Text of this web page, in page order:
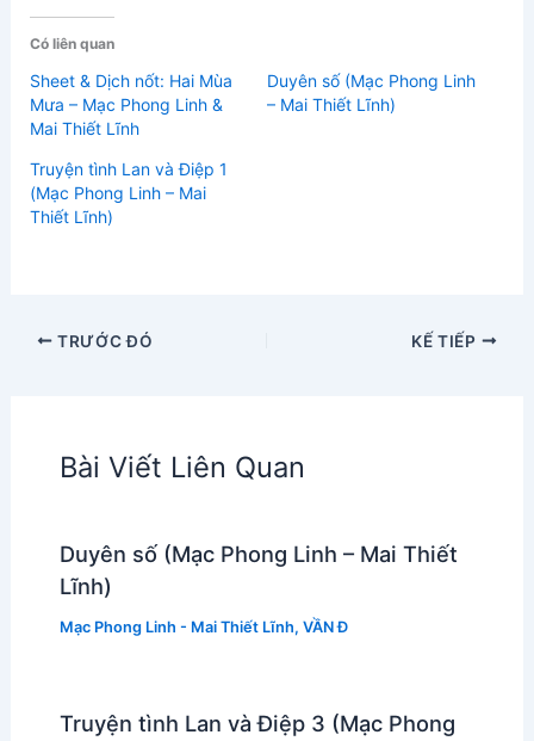
Có liên quan
Sheet & Dịch nốt: Hai Mùa
Mưa – Mạc Phong Linh &
Mai Thiết Lĩnh
Duyên số (Mạc Phong Linh
– Mai Thiết Lĩnh)
Truyện tình Lan và Điệp 1
(Mạc Phong Linh – Mai
Thiết Lĩnh)
TRƯỚC ĐÓ KẾ TIẾP
Bài Viết Liên Quan
Duyên số (Mạc Phong Linh – Mai Thiết
Lĩnh)
Mạc Phong Linh - Mai Thiết Lĩnh, VẦN Đ
Truyện tình Lan và Điệp 3 (Mạc Phong